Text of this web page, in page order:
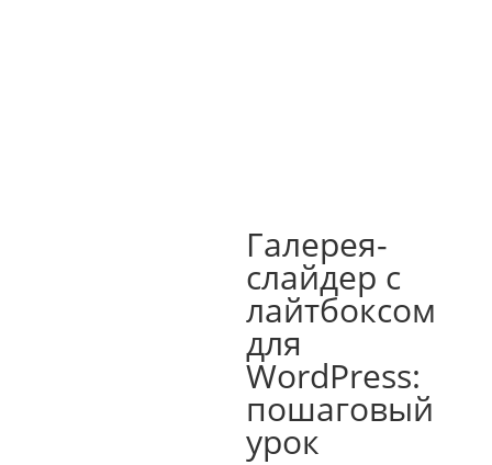
Галерея-
слайдер с
лайтбоксом
для
WordPress:
пошаговый
урок